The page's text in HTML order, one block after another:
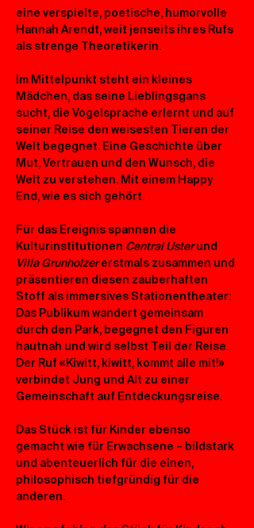
eine verspielte, poetische, humorvolle
Hannah Arendt, weit jenseits ihres Rufs
als strenge Theoretikerin.
Im Mittelpunkt steht ein kleines
Mädchen, das seine Lieblingsgans
sucht, die Vogelsprache erlernt und auf
seiner Reise den weisesten Tieren der
Welt begegnet. Eine Geschichte über
Mut, Vertrauen und den Wunsch, die
Welt zu verstehen. Mit einem Happy
End, wie es sich gehört.
Für das Ereignis spannen die
Kulturinstitutionen Central Uster und
Villa Grunholzer erstmals zusammen und
präsentieren diesen zauberhaften
Stoff als immersives Stationentheater:
Das Publikum wandert gemeinsam
durch den Park, begegnet den Figuren
hautnah und wird selbst Teil der Reise.
Der Ruf «Kiwitt, kiwitt, kommt alle mit!»
verbindet Jung und Alt zu einer
Gemeinschaft auf Entdeckungsreise.
Das Stück ist für Kinder ebenso
gemacht wie für Erwachsene – bildstark
und abenteuerlich für die einen,
philosophisch tiefgründig für die
anderen.